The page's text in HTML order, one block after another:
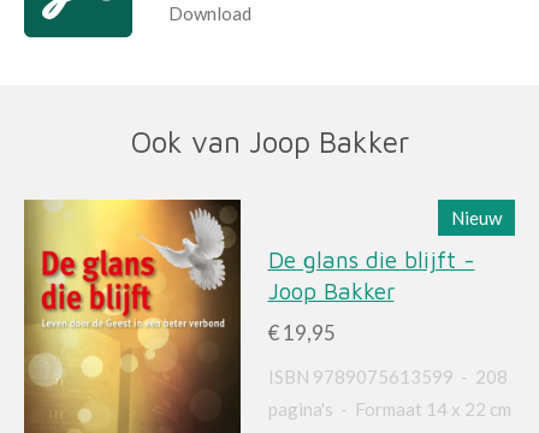
Download
Ook van Joop Bakker
Nieuw
De glans die blijft -
Joop Bakker
€ 19,95
ISBN 9789075613599 - 208
pagina's - Formaat 14 x 22 cm